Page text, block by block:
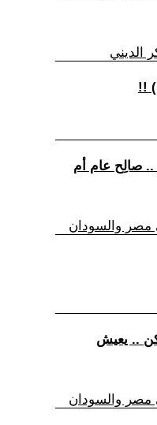
الديني
.. صالِح عام أم
مصر والسودان
.. يعيش
مصر والسودان